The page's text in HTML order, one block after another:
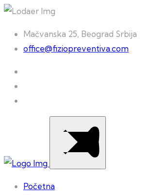
Mačvanska 25, Beograd Srbija
office@fiziopreventiva.com
Početna